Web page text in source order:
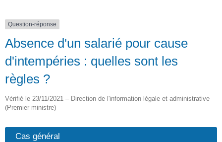
Question-réponse
Absence d'un salarié pour cause
d'intempéries : quelles sont les
règles ?
Vérifié le 23/11/2021 – Direction de l'information légale et administrative
(Premier ministre)
Cas général